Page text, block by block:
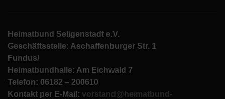
Heimatbund Seligenstadt e.V.
Geschäftsstelle: Aschaffenburger Str. 1
Fundus/
Heimatbundhalle: Am Eichwald 7
Telefon: 06182 – 200610
Kontakt per E-Mail: vorstand@heimatbund-